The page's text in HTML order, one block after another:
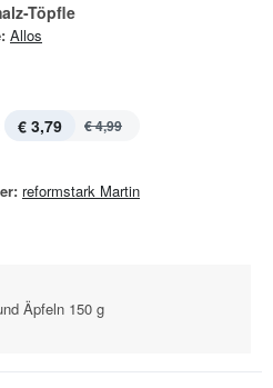
Töpfle
Allos
€ 3,79 € 4,99
reformstark Martin
Äpfeln 150 g